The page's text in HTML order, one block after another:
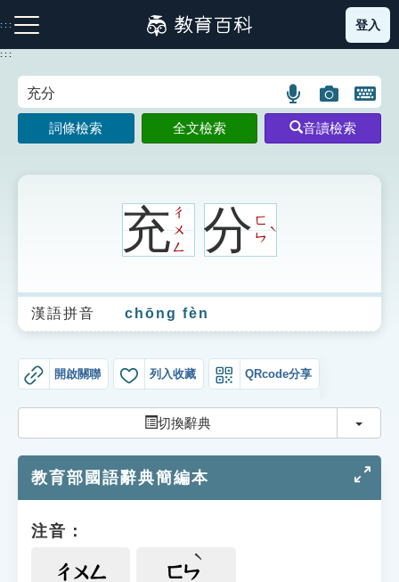
到
主
:::
注音索引圖示 筆畫索引圖示 部首索引表圖示
生字詞彙表
成語故事
索引選單
單字索引
遊戲專區
登入
:::
語
言
搜
圖
片
搜
開
鍵
圖
詞條檢索 全文檢索 音讀檢索
充ㄔ
ㄨ
ㄥ
分ㄈ
ㄣ
ˋ
漢語拼音 chōng fèn
開啟關聯 列入收藏 QRcode分享
切換辭典 切換
教育部國語辭典簡編本
注音：
ㄔㄨㄥ ㄈㄣ